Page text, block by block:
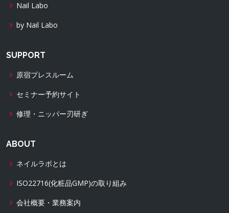
Nail Labo
by Nail Labo
SUPPORT
原宿プレスルーム
セミナー予約サイト
修理・ニッパー刃研ぎ
ABOUT
ネイルラボとは
ISO22716(化粧品GMP)の取り組み
会社概要・業務案内